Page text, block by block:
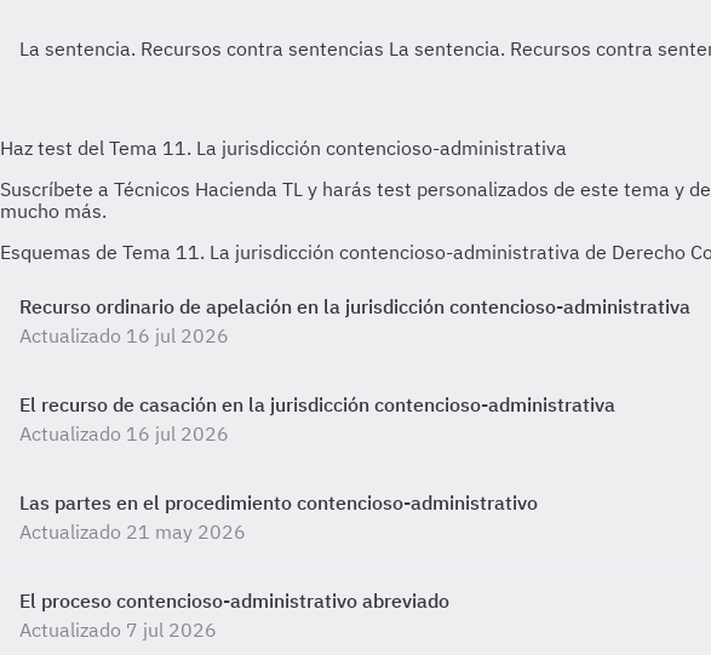
La sentencia. Recursos contra sentencias La sentencia. Recursos contra
Esquemas de Tema 11. La jurisdicción contencioso-administrativa de Derecho
Recurso ordinario de apelación en la jurisdicción contencioso-administrativa
Actualizado 16 jul 2026
El recurso de casación en la jurisdicción contencioso-administrativa
Actualizado 16 jul 2026
Las partes en el procedimiento contencioso-administrativo
Actualizado 21 may 2026
El proceso contencioso-administrativo abreviado
Actualizado 7 jul 2026